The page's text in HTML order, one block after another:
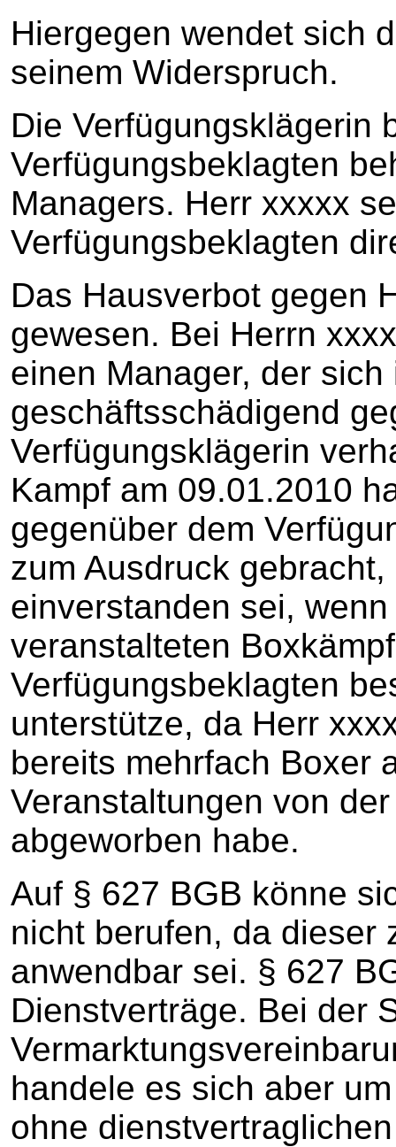
Hiergegen wendet sich
seinem Widerspruch.
Die Verfügungsklägerin
Verfügungsbeklagten
Managers. Herr xxxxx
Verfügungsbeklagten
Das Hausverbot gegen
gewesen. Bei Herrn
einen Manager, der
geschäftsschädigend
Verfügungsklägerin
Kampf am 09.01.2010
gegenüber dem
zum Ausdruck
einverstanden sei,
veranstalteten
Verfügungsbeklagten
unterstütze, da Herr
bereits mehrfach Boxer
Veranstaltungen von
abgeworben habe.
Auf § 627 BGB könne
nicht berufen, da dieser
anwendbar sei. § 627
Dienstverträge. Bei der
handele es sich aber
ohne